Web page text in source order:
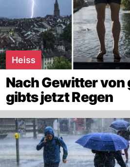
Heiss
Nach Gewitter von
gibts jetzt Regen